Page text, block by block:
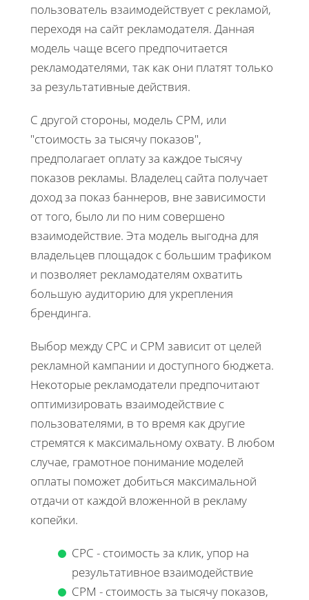
пользователь взаимодействует с рекламой,
переходя на сайт рекламодателя. Данная
модель чаще всего предпочитается
рекламодателями, так как они платят только
за результативные действия.
С другой стороны, модель CPM, или
"стоимость за тысячу показов",
предполагает оплату за каждое тысячу
показов рекламы. Владелец сайта получает
доход за показ баннеров, вне зависимости
от того, было ли по ним совершено
взаимодействие. Эта модель выгодна для
владельцев площадок с большим трафиком
и позволяет рекламодателям охватить
большую аудиторию для укрепления
брендинга.
Выбор между CPC и CPM зависит от целей
рекламной кампании и доступного бюджета.
Некоторые рекламодатели предпочитают
оптимизировать взаимодействие с
пользователями, в то время как другие
стремятся к максимальному охвату. В любом
случае, грамотное понимание моделей
оплаты поможет добиться максимальной
отдачи от каждой вложенной в рекламу
копейки.
CPC - стоимость за клик, упор на
результативное взаимодействие
CPM - стоимость за тысячу показов,